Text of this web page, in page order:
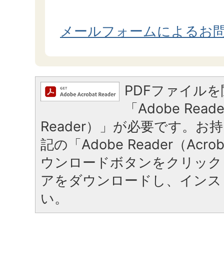
メールフォームによるお
PDFファイル
「Adobe
Reader）」が必要です。お
記の「Adobe Reader（
ウンロードボタンをクリッ
アをダウンロードし、イン
い。